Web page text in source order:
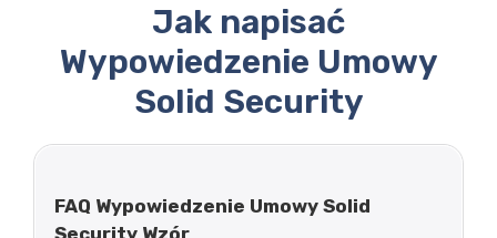
Jak napisać
Wypowiedzenie Umowy
Solid Security
FAQ Wypowiedzenie Umowy Solid
Security Wzór